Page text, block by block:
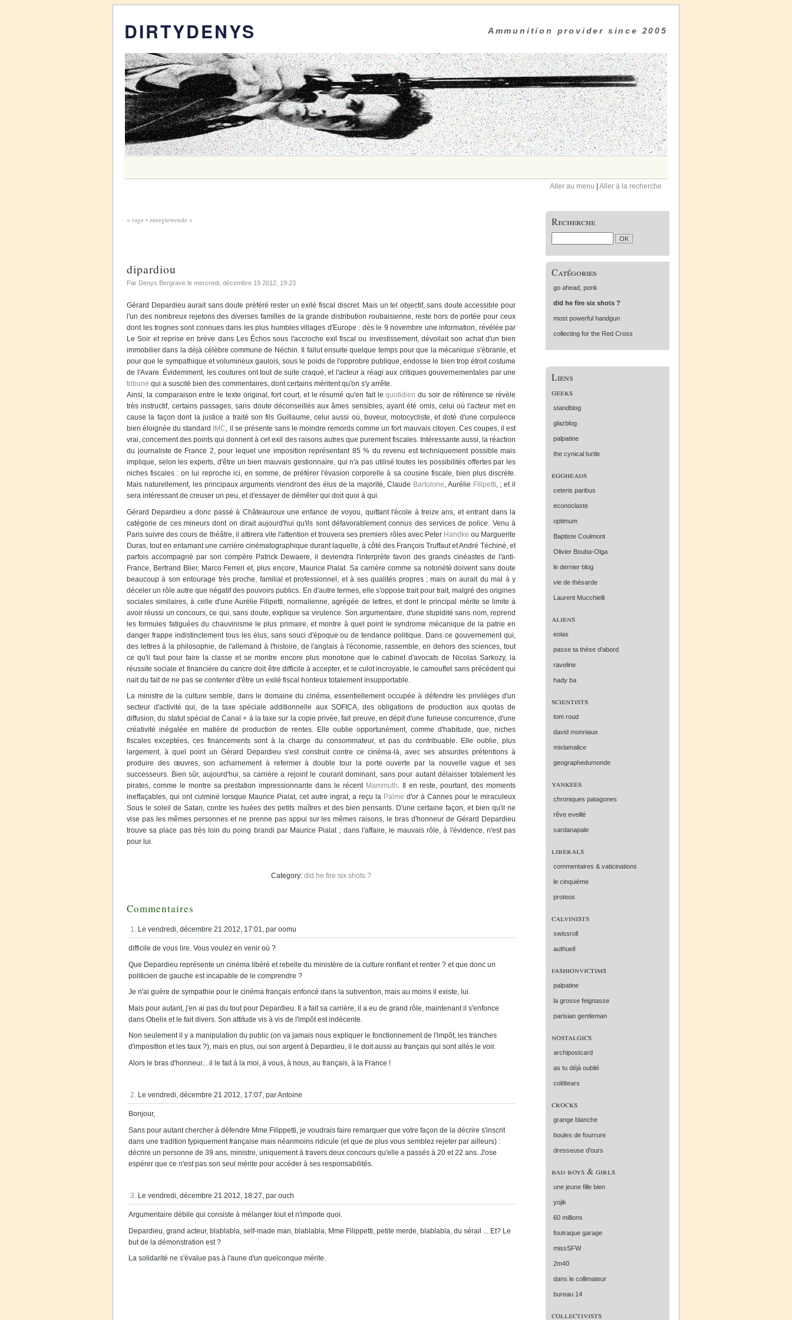
DIRTYDENYS Ammunition provider since 2005
Aller au menu |Aller à la recherche
« rage - energiewende »
dipardiou
Par Denys Bergrave lemercredi, décembre 19 2012 , 19:23
Gérard Depardieu aurait sans doute préféré rester un exilé fiscal discret. Mais un tel objectif, sans doute accessible pour
l'un des nombreux rejetons des diverses familles de la grande distribution roubaisienne, reste hors de portée pour ceux
dont les trognes sont connues dans les plus humbles villages d'Europe : dès le 9 novembre une information, révélée par
Le Soir et reprise en brève dans Les Échos sous l'accroche exil fiscal ou investissement, dévoilait son achat d'un bien
immobilier dans la déjà célèbre commune de Néchin. Il fallut ensuite quelque temps pour que la mécanique s'ébranle, et
pour que le sympathique et volumineux gaulois, sous le poids de l'opprobre publique, endosse le bien trop étroit costume
de l'Avare. Évidemment, les coutures ont tout de suite craqué, et l'acteur a réagi aux critiques gouvernementales par une
tribune qui a suscité bien des commentaires, dont certains méritent qu'on s'y arrête.
Ainsi, la comparaison entre le texte original, fort court, et le résumé qu'en fait lequotidien du soir de référence se révèle
très instructif, certains passages, sans doute déconseillés aux âmes sensibles, ayant été omis, celui où l'acteur met en
cause la façon dont la justice a traité son fils Guillaume, celui aussi où, buveur, motocycliste, et doté d'une corpulence
bien éloignée du standard
IMC, il se présente sans le moindre remords comme un fort mauvais citoyen. Ces coupes, il est
vrai, concernent des points qui donnent à cet exil des raisons autres que purement fiscales. Intéressante aussi, la réaction
du journaliste de France 2, pour lequel une imposition représentant 85 % du revenu est techniquement possible mais
implique, selon les experts, d'être un bien mauvais gestionnaire, qui n'a pas utilisé toutes les possibilités offertes par les
niches fiscales : on lui reproche ici, en somme, de préférer l'évasion corporelle à sa cousine fiscale, bien plus discrète.
Mais naturellement, les principaux arguments viendront des élus de la majorité, Claude Bartolone, Aurélie Filipetti, ; et il
sera intéressant de creuser un peu, et d'essayer de démêler qui doit quoi à qui.
Gérard Depardieu a donc passé à Châteauroux une enfance de voyou, quittant l'école à treize ans, et entrant dans la
catégorie de ces mineurs dont on dirait aujourd'hui qu'ils sont défavorablement connus des services de police. Venu à
Paris suivre des cours de théâtre, il attirera vite l'attention et trouvera ses premiers rôles avec Peter Handke ou Marguerite
Duras, tout en entamant une carrière cinématographique durant laquelle, à côté des François Truffaut et André Téchiné, et
parfois accompagné par son compère Patrick Dewaere, il deviendra l'interprète favori des grands cinéastes de l'anti-
France, Bertrand Blier, Marco Ferreri et, plus encore, Maurice Pialat. Sa carrière comme sa notoriété doivent sans doute
beaucoup à son entourage très proche, familial et professionnel, et à ses qualités propres ; mais on aurait du mal à y
déceler un rôle autre que négatif des pouvoirs publics. En d'autre termes, elle s'oppose trait pour trait, malgré des origines
sociales similaires, à celle d'une Aurélie Filipetti, normalienne, agrégée de lettres, et dont le principal mérite se limite à
avoir réussi un concours, ce qui, sans doute, explique sa virulence. Son argumentaire, d'une stupidité sans nom, reprend
les formules fatiguées du chauvinisme le plus primaire, et montre à quel point le syndrome mécanique de la patrie en
danger frappe indistinctement tous les élus, sans souci d'époque ou de tendance politique. Dans ce gouvernement qui,
des lettres à la philosophie, de l'allemand à l'histoire, de l'anglais à l'économie, rassemble, en dehors des sciences, tout
ce qu'il faut pour faire la classe et se montre encore plus monotone que le cabinet d'avocats de Nicolas Sarkozy, la
réussite sociale et financière du cancre doit être difficile à accepter, et le culot incroyable, le camouflet sans précédent qui
nait du fait de ne pas se contenter d'être un exilé fiscal honteux totalement insupportable.
La ministre de la culture semble, dans le domaine du cinéma, essentiellement occupée à défendre les privilèges d'un
secteur d'activité qui, de la taxe spéciale additionnelle aux SOFICA, des obligations de production aux quotas de
diffusion, du statut spécial de Canal + à la taxe sur la copie privée, fait preuve, en dépit d'une furieuse concurrence, d'une
créativité inégalée en matière de production de rentes. Elle oublie opportunément, comme d'habitude, que, niches
fiscales exceptées, ces financements sont à la charge du consommateur, et pas du contribuable. Elle oublie, plus
largement, à quel point un Gérard Depardieu s'est construit contre ce cinéma-là, avec ses absurdes prétentions à
produire des œuvres, son acharnement à refermer à double tour la porte ouverte par la nouvelle vague et ses
successeurs. Bien sûr, aujourd'hui, sa carrière a rejoint le courant dominant, sans pour autant délaisser totalement les
pirates, comme le montre sa prestation impressionnante dans le récent Mammuth. Il en reste, pourtant, des moments
ineffaçables, qui ont culminé lorsque Maurice Pialat, cet autre ingrat, a reçu la Palme d'or à Cannes pour le miraculeux
Sous le soleil de Satan, contre les huées des petits maîtres et des bien pensants. D'une certaine façon, et bien qu'il ne
vise pas les mêmes personnes et ne prenne pas appui sur les mêmes raisons, le bras d'honneur de Gérard Depardieu
trouve sa place pas très loin du poing brandi par Maurice Pialat ; dans l'affaire, le mauvais rôle, à l'évidence, n'est pas
pour lui.
did he fire six shots ?
Commentaires
1. Le vendredi, décembre 21 2012, 17:01, par oomu
difficile de vous lire. Vous voulez en venir où ?
Que Depardieu représente un cinéma libéré et rebelle du ministère de la culture ronflant et rentier ? et que donc un
politicien de gauche est incapable de le comprendre ?
Je n'ai guère de sympathie pour le cinéma français enfoncé dans la subvention, mais au moins il existe, lui.
Mais pour autant, j'en ai pas du tout pour Depardieu. Il a fait sa carrière, il a eu de grand rôle, maintenant il s'enfonce
dans Obelix et le fait divers. Son attitude vis à vis de l'impôt est indécente.
Non seulement il y a manipulation du public (on va jamais nous expliquer le fonctionnement de l'impôt, les tranches
d'imposition et les taux ?), mais en plus, oui son argent à Depardieu, il le doit aussi au français qui sont allés le voir.
Alors le bras d'honneur... il le fait à la moi, à vous, à nous, au français, à la France !
2. Le vendredi, décembre 21 2012, 17:07, par Antoine
Bonjour,
Sans pour autant chercher à défendre Mme Filippetti, je voudrais faire remarquer que votre façon de la décrire s'inscrit
dans une tradition typiquement française mais néanmoins ridicule (et que de plus vous semblez rejeter par ailleurs) :
décrire un personne de 39 ans, ministre, uniquement à travers deux concours qu'elle a passés à 20 et 22 ans. J'ose
espérer que ce n'est pas son seul mérite pour accéder à ses responsabilités.
3. Le vendredi, décembre 21 2012, 18:27, par ouch
Argumentaire débile qui consiste à mélanger tout et n'importe quoi.
Depardieu, grand acteur, blablabla, self-made man, blablabla, Mme Filippetti, petite merde, blablabla, du sérail ... Et? Le
but de la démonstration est ?
La solidarité ne s'évalue pas à l'aune d'un quelconque mérite.
Recherche
Catégories
go ahead, ponk
did he fire six shots ?
most powerful handgun
collecting for the Red Cross
Liens
geeks
standblog
glazblog
palpatine
the cynical turtle
eggheads
ceteris paribus
econoclaste
optimum
Baptiste Coulmont
Olivier Bouba-Olga
le dernier blog
vie de thésarde
Laurent Mucchielli
aliens
eolas
passe ta thèse d'abord
raveline
hady ba
scientists
tom roud
david monniaux
mixlamalice
geographedumonde
yankees
chroniques patagones
rêve eveillé
sardanapale
liberals
commentaires & vaticinations
le cinquième
proteos
calvinists
swissroll
authueil
fashionvictims
palpatine
la grosse feignasse
parisian gentleman
nostalgics
archipostcard
as tu déjà oublié
coldtears
crocks
grange blanche
boules de fourrure
dresseuse d'ours
bad boys & girls
une jeune fille bien
yojik
60 millions
foutraque garage
missSFW
2m40
dans le collimateur
bureau 14
collectivists